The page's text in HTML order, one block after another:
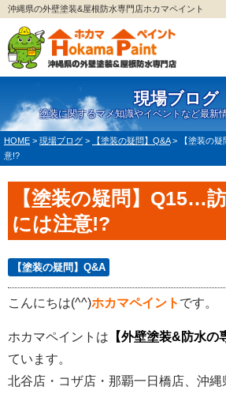
沖縄県の外壁塗装&屋根防水専門店ホカマペイント
現場ブログ
塗装に関するマメ知識やイベントなど最新
HOME > 現場ブログ > 【塗装の疑問】Q&A>
【塗装の
意!?
【塗装の疑問】Q15…
には注意!?
【塗装の疑問】Q&A
こんにちは(^^)ホカマペイント です。
ホカマペイントは 【外壁塗装&防水の
ています。
北谷店・コザ店・那覇一日橋店、沖